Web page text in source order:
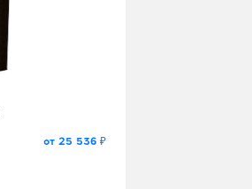
от 25 536 ₽